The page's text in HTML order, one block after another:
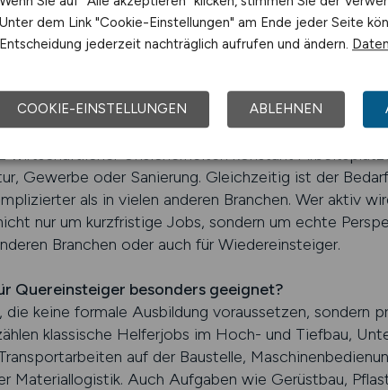
Berufsfeld mit verschiedensten
Bereich oder in unterstützenden Funktionen: Die
Neues zu lernen, körperlich belastbar sind und
bezahlte Jobs – oft auch ohne klassische
Blick auf das Baugewerbe?
wirtschaftlicher Unsicherheiten konstant
Gewerbe oder Sanierung. Gleichzeitig ist der
als in vielen anderen Branchen. Wer aktiv
nur um kurzfristige Jobs, sondern um echte
Branchen oder auch für Wiedereinsteiger.
Quereinsteiger besonders geeignet?
keine formale Ausbildung voraussetzen, sondern
klassische Helferjobs im Hoch- und Tiefbau,
auf der Baustelle,
Materiallogistik. Auch Aufgaben wie Gerüstbau,
Unter dem Link "Cookie-Einstellungen" am Ende jeder Seite
Entscheidung jederzeit nachträglich aufrufen und ändern.
COOKIE-EINSTELLUNGEN ABLEHNEN